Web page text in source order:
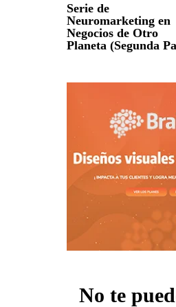
Serie de
Neuromarketing en
Negocios de Otro
Planeta (Segunda
No te